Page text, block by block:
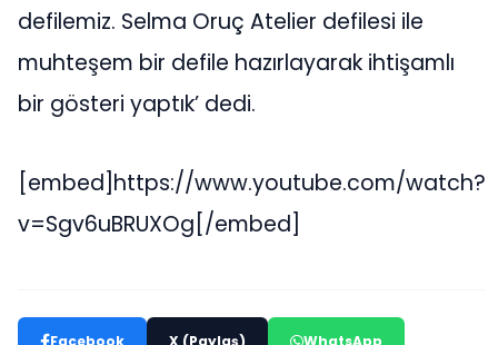
defilemiz. Selma Oruç Atelier defilesi ile
muhteşem bir defile hazırlayarak ihtişamlı
bir gösteri yaptık’ dedi.
[embed]https://www.youtube.com/watch?
v=Sgv6uBRUXOg[/embed]
Facebook X (Paylaş) WhatsApp